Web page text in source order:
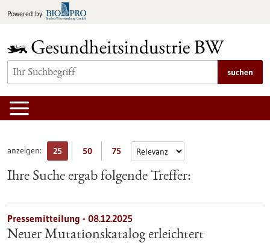
Inhalt
Powered by
suchen
anzeigen: 25 50 75
Ihre Suche ergab folgende Treffer:
Pressemitteilung - 08.12.2025
Neuer Mutationskatalog erleichtert